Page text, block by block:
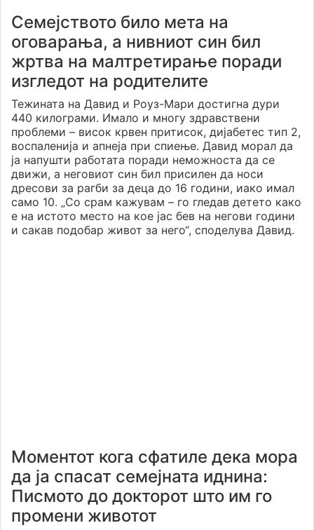
Семејството било мета на
оговарања, а нивниот син бил
жртва на малтретирање поради
изгледот на родителите
Тежината на Давид и Роуз-Мари достигна дури
440 килограми. Имало и многу здравствени
проблеми – висок крвен притисок, дијабетес тип 2,
воспаленија и апнеја при спиење. Давид морал да
ја напушти работата поради неможноста да се
движи, а неговиот син бил присилен да носи
дресови за рагби за деца до 16 години, иако имал
само 10. „Со срам кажувам – го гледав детето како
е на истото место на кое јас бев на негови години
и сакав подобар живот за него“, споделува Давид.
Моментот кога сфатиле дека мора
да ја спасат семејната иднина:
Писмото до докторот што им го
промени животот